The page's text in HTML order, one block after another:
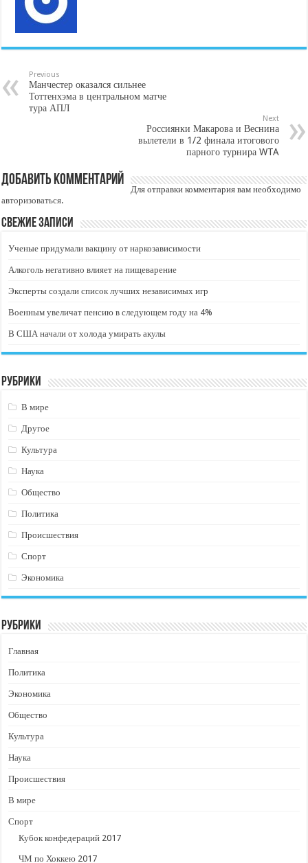
Previous
Манчестер оказался сильнее
Тоттенхэма в центральном матче
тура АПЛ
Next
Россиянки Макарова и Веснина
вылетели в 1/2 финала итогового
парного турнира WTA
Добавить комментарий
Для отправки комментария вам необходимо
авторизоваться.
Свежие записи
Ученые придумали вакцину от наркозависимости
Алкоголь негативно влияет на пищеварение
Эксперты создали список лучших независимых игр
Военным увеличат пенсию в следующем году на 4%
В США начали от холода умирать акулы
Рубрики
В мире
Другое
Культура
Наука
Общество
Политика
Происшествия
Спорт
Экономика
Рубрики
Главная
Политика
Экономика
Общество
Культура
Наука
Происшествия
В мире
Спорт
Кубок конфедераций 2017
ЧМ по Хоккею 2017